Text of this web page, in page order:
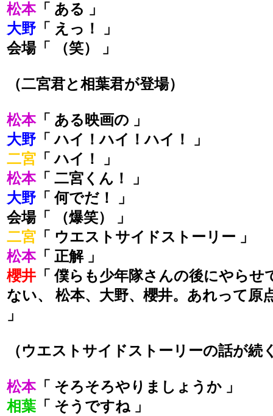
松本「 ある 」
大野 「 えっ！ 」
会場「 （笑） 」
（二宮君と相葉君が登場）
松本「 ある映画の 」
大野 「 ハイ！ハイ！ハイ！ 」
二宮 「 ハイ！ 」
松本「 二宮くん！ 」
大野 「 何でだ！ 」
会場「 （爆笑） 」
二宮 「 ウエストサイドストーリー 」
松本「 正解 」
櫻井 「 僕らも少年隊さんの後にやら
ない、 松本、大野、櫻井。あれって原
」
（ウエストサイドストーリーの話が続
松本「 そろそろやりましょうか 」
相葉 「 そうですね 」